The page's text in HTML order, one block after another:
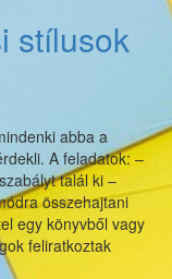
stílusok
abba a
A feladatok: –
talál ki –
összehajtani
egy könyvből vagy
feliratkoztak